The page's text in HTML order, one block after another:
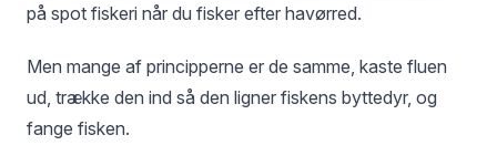
på spot fiskeri når du fisker efter havørred.
Men mange af principperne er de samme, kaste fluen
ud, trække den ind så den ligner fiskens byttedyr, og
fange fisken.